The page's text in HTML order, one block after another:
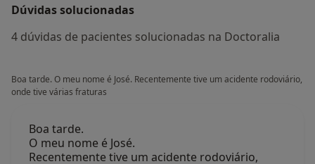
Dúvidas solucionadas
4 dúvidas de pacientes solucionadas na Doctoralia
Boa tarde. O meu nome é José. Recentemente tive um acidente rodoviário,
onde tive várias fraturas
Boa tarde.
O meu nome é José.
Recentemente tive um acidente rodoviário,